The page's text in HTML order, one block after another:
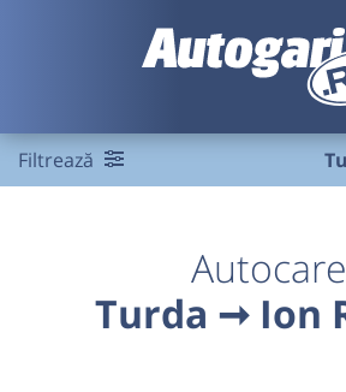
Filtrează
Autocare
Turda ➞ Ion